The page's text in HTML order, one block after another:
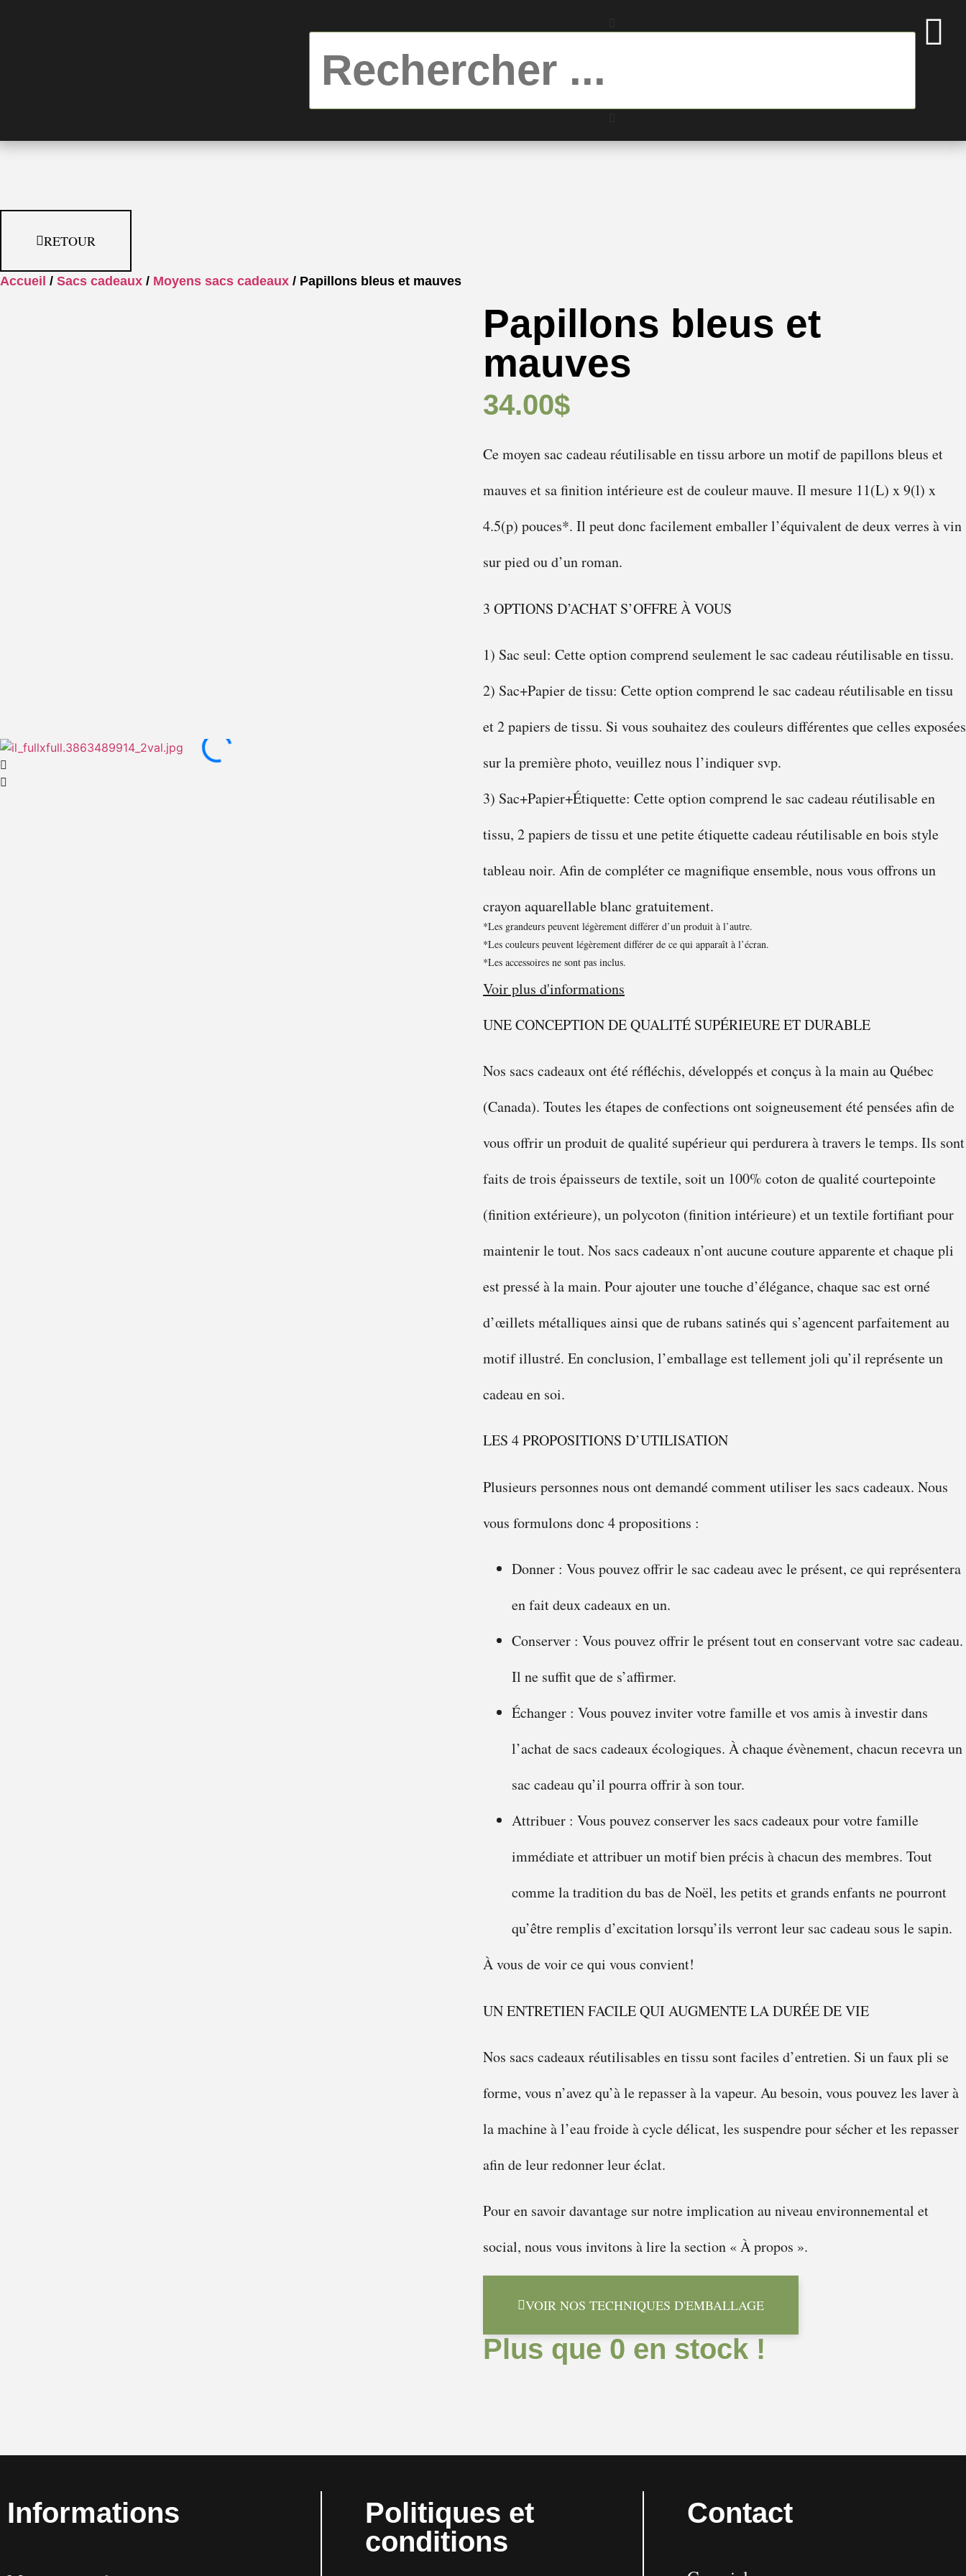
RETOUR
Accueil / Sacs cadeaux / Moyens sacs cadeaux / Papillons bleus et mauves
Papillons bleus et
mauves
34.00$
Ce moyen sac cadeau réutilisable en tissu arbore un motif de papillons bleus et
mauves et sa finition intérieure est de couleur mauve. Il mesure 11(L) x 9(l) x
4.5(p) pouces*. Il peut donc facilement emballer l’équivalent de deux verres à vin
sur pied ou d’un roman.
3 OPTIONS D’ACHAT S’OFFRE À VOUS
1) Sac seul: Cette option comprend seulement le sac cadeau réutilisable en tissu.
2) Sac+Papier de tissu: Cette option comprend le sac cadeau réutilisable en tissu
et 2 papiers de tissu. Si vous souhaitez des couleurs différentes que celles exposées
sur la première photo, veuillez nous l’indiquer svp.
3) Sac+Papier+Étiquette: Cette option comprend le sac cadeau réutilisable en
tissu, 2 papiers de tissu et une petite étiquette cadeau réutilisable en bois style
tableau noir. Afin de compléter ce magnifique ensemble, nous vous offrons un
crayon aquarellable blanc gratuitement.
*Les grandeurs peuvent légèrement différer d’un produit à l’autre.
*Les couleurs peuvent légèrement différer de ce qui apparaît à l’écran.
*Les accessoires ne sont pas inclus.
Voir plus d'informations
UNE CONCEPTION DE QUALITÉ SUPÉRIEURE ET DURABLE
Nos sacs cadeaux ont été réfléchis, développés et conçus à la main au Québec
(Canada). Toutes les étapes de confections ont soigneusement été pensées afin de
vous offrir un produit de qualité supérieur qui perdurera à travers le temps. Ils sont
faits de trois épaisseurs de textile, soit un 100% coton de qualité courtepointe
(finition extérieure), un polycoton (finition intérieure) et un textile fortifiant pour
maintenir le tout. Nos sacs cadeaux n’ont aucune couture apparente et chaque pli
est pressé à la main. Pour ajouter une touche d’élégance, chaque sac est orné
d’œillets métalliques ainsi que de rubans satinés qui s’agencent parfaitement au
motif illustré. En conclusion, l’emballage est tellement joli qu’il représente un
cadeau en soi.
LES 4 PROPOSITIONS D’UTILISATION
Plusieurs personnes nous ont demandé comment utiliser les sacs cadeaux. Nous
vous formulons donc 4 propositions :
Donner : Vous pouvez offrir le sac cadeau avec le présent, ce qui représentera
en fait deux cadeaux en un.
Conserver : Vous pouvez offrir le présent tout en conservant votre sac cadeau.
Il ne suffit que de s’affirmer.
Échanger : Vous pouvez inviter votre famille et vos amis à investir dans
l’achat de sacs cadeaux écologiques. À chaque évènement, chacun recevra un
sac cadeau qu’il pourra offrir à son tour.
Attribuer : Vous pouvez conserver les sacs cadeaux pour votre famille
immédiate et attribuer un motif bien précis à chacun des membres. Tout
comme la tradition du bas de Noël, les petits et grands enfants ne pourront
qu’être remplis d’excitation lorsqu’ils verront leur sac cadeau sous le sapin.
À vous de voir ce qui vous convient!
UN ENTRETIEN FACILE QUI AUGMENTE LA DURÉE DE VIE
Nos sacs cadeaux réutilisables en tissu sont faciles d’entretien. Si un faux pli se
forme, vous n’avez qu’à le repasser à la vapeur. Au besoin, vous pouvez les laver à
la machine à l’eau froide à cycle délicat, les suspendre pour sécher et les repasser
afin de leur redonner leur éclat.
Pour en savoir davantage sur notre implication au niveau environnemental et
social, nous vous invitons à lire la section « À propos ».
VOIR NOS TECHNIQUES D'EMBALLAGE
Plus que 0 en stock !
Informations
Politiques et
conditions
Contact